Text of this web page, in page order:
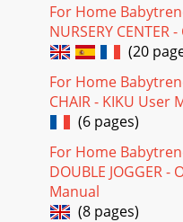
For Home
NURSERY CENTER
(20
For Home
CHAIR - KIKU User
(6 pages)
For Home
DOUBLE JOGGER -
Manual
(8 pages)